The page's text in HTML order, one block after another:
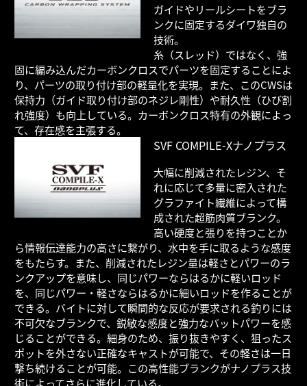
ガイドやリールシートをブラ
ンクに固定するダイワ独自の
技術。
糸（スレッド）ではなく、強
固に編み込んだカーボンクロスでパーツを固定することによ
り、パーツの取り付け部の軽量化を実現。また、このCWSは
保持力（ガイド取り付け部のネジレ剛性）や耐久性（ひび割
れ強度）も向上している。カーボンクロス特有の外観によっ
て、存在感を主張する。
SVF COMPILE-Xナノプラス
大幅に削減されたレジン、そ
れに応じて多量に密入された
グラファイト繊維によって構
成された超筋肉質ブランク。
高い硬度と張りを持つことか
ら情報伝達能力の高さに繋がり、水中を手に取るような感度
をもたらす。また、削減されたレジン量は軽さとパワーのラ
ンクアップを意味し、同じパワーならはるかに軽いロッド
を、同じパワー・軽さならはるかに細いロッドを作ることが
できる。バイトに対して瞬間的な反応が要求される釣りには
不可欠なブランクで、鋭敏な感度と強力なバットパワーを感
じることができる。細身のため、振り抜きやすく、狙ったス
ポットを外さない正確なキャストが可能で、その軽さは一日
撃ち続けることが可能。この高性能ブランクがナノプラス技
術によってさらに進化している。